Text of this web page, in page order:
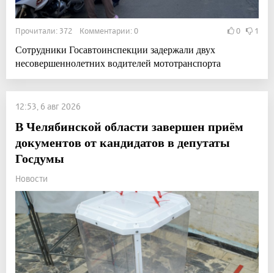
Прочитали: 372 Комментарии: 0 0 1
Сотрудники Госавтоинспекции задержали двух
несовершеннолетних водителей мототранспорта
12:53, 6 авг 2026
В Челябинской области завершен приём
документов от кандидатов в депутаты
Госдумы
Новости